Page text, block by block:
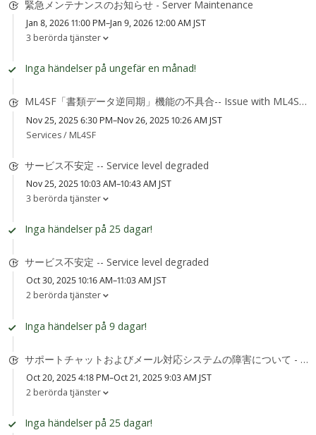
緊急メンテナンスのお知らせ - Server Maintenance
Jan 8, 2026 11:00 PM–Jan 9, 2026 12:00 AM JST
3 berörda tjänster
Inga händelser på ungefär en månad!
ML4SF「書類データ逆同期」機能の不具合-- Issue with ML4SF "Document Data Reverse Sync" feature
Nov 25, 2025 6:30 PM–Nov 26, 2025 10:26 AM JST
Services / ML4SF
サービス不安定 -- Service level degraded
Nov 25, 2025 10:03 AM–10:43 AM JST
3 berörda tjänster
Inga händelser på 25 dagar!
サービス不安定 -- Service level degraded
Oct 30, 2025 10:16 AM–11:03 AM JST
2 berörda tjänster
Inga händelser på 9 dagar!
サポートチャットおよびメール対応システムの障害について - Support Chat and Email System Degradation
Oct 20, 2025 4:18 PM–Oct 21, 2025 9:03 AM JST
2 berörda tjänster
Inga händelser på 25 dagar!